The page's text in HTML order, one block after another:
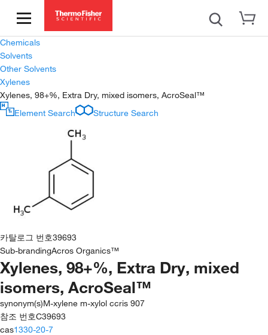
Chemicals
Solvents
Other Solvents
Xylenes
Xylenes, 98+%, Extra Dry, mixed isomers, AcroSeal™
Element Search
Structure Search
카탈로그 번호39693
Sub-brandingAcros Organics™
Xylenes, 98+%, Extra Dry, mixed
isomers, AcroSeal™
synonym(s)M-xylene m-xylol ccris 907
참조 번호C39693
cas1330-20-7